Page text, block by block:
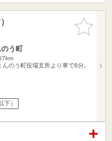
お気に入
りに追加
う町
のう町役場支所より車で8分､
下）